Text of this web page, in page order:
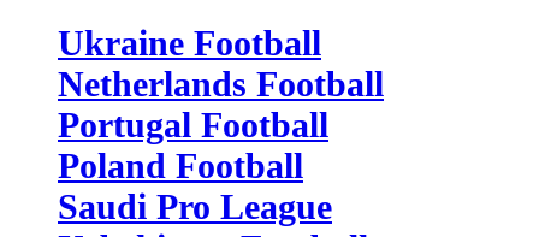
Ukraine Football
Netherlands Football
Portugal Football
Poland Football
Saudi Pro League